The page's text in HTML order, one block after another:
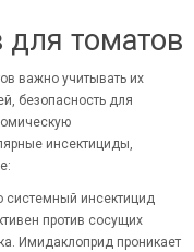
для томатов
важно учитывать их
безопасность для
инсектициды,
системный инсектицид
против сосущих
Имидаклоприд проникает